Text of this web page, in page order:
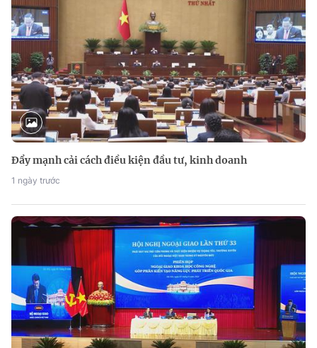
Đẩy mạnh cải cách điều kiện đầu tư, kinh doanh
1 ngày trước